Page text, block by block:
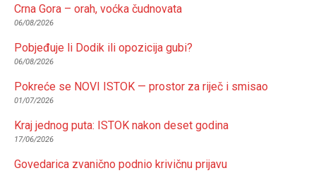
Crna Gora – orah, voćka čudnovata
06/08/2026
Pobjeđuje li Dodik ili opozicija gubi?
06/08/2026
Pokreće se NOVI ISTOK — prostor za riječ i smisao
01/07/2026
Kraj jednog puta: ISTOK nakon deset godina
17/06/2026
Govedarica zvanično podnio krivičnu prijavu